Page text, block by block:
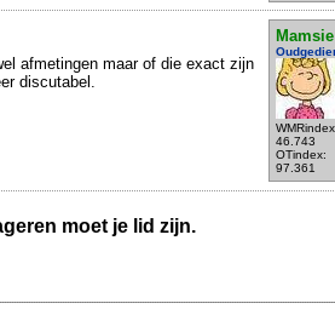
Mamsie
46.743
OTindex:
97.361
afmetingen maar of die exact zijn
discutabel.
moet je lid zijn.